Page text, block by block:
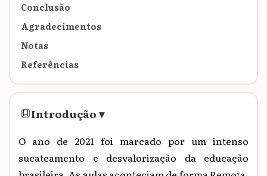
Conclusão
Agradecimentos
Notas
Referências
Introdução▾
O ano de 2021 foi marcado por um intenso
sucateamento e desvalorização da educação